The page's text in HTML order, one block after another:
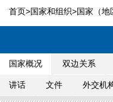
首页>国家和组织>国家（地
国家概况 双边关系
讲话 文件 外交机